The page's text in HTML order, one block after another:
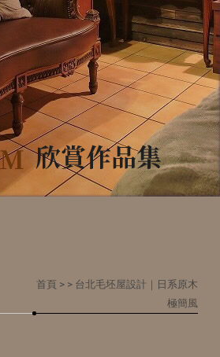
首頁> > 台北毛坯屋設計｜日系原木
極簡風